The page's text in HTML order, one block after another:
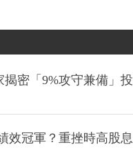
密「9%攻守兼備」投
效冠軍？重挫時高股息